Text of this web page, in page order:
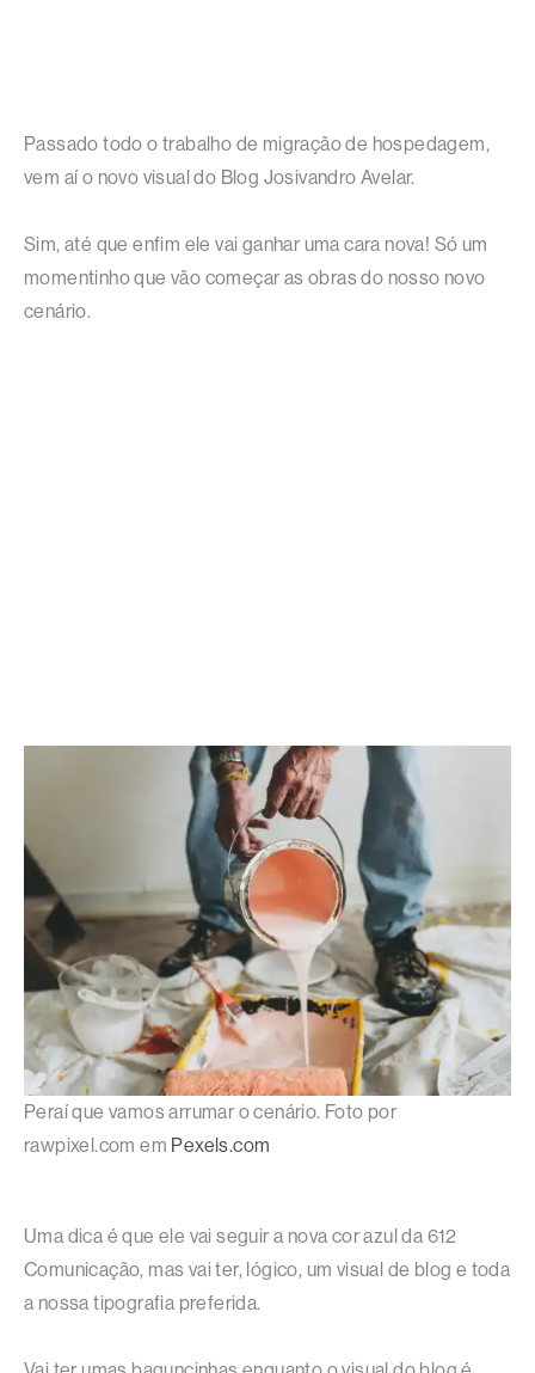
Passado todo o trabalho de migração de hospedagem,
vem aí o novo visual do Blog Josivandro Avelar.
Sim, até que enfim ele vai ganhar uma cara nova! Só um
momentinho que vão começar as obras do nosso novo
cenário.
Peraí que vamos arrumar o cenário. Foto por
rawpixel.com em Pexels.com
Uma dica é que ele vai seguir a nova cor azul da 612
Comunicação, mas vai ter, lógico, um visual de blog e toda
a nossa tipografia preferida.